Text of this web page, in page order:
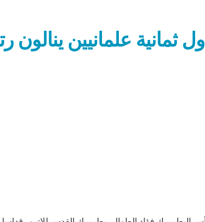
أول ثمانية علمانيين